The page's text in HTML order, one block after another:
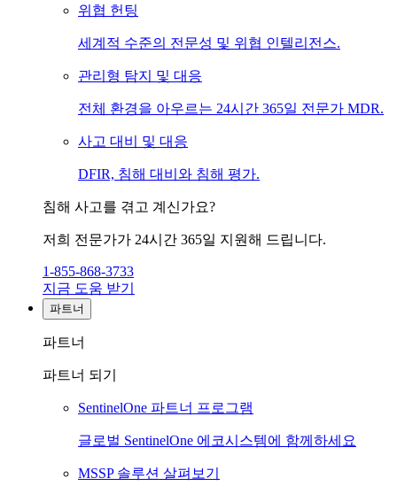
위협 헌팅
세계적 수준의 전문성 및 위협 인텔리전스.
관리형 탐지 및 대응
전체 환경을 아우르는 24시간 365일 전문가 MDR.
사고 대비 및 대응
DFIR, 침해 대비와 침해 평가.
침해 사고를 겪고 계신가요?
저희 전문가가 24시간 365일 지원해 드립니다.
1-855-868-3733
지금 도움 받기
파트너
파트너
파트너 되기
SentinelOne 파트너 프로그램
글로벌 SentinelOne 에코시스템에 함께하세요
MSSP 솔루션 살펴보기